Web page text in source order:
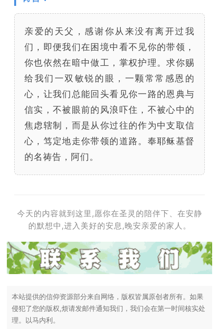
亲爱的天父，感谢你从来没有离开过我
们，即便我们在困境中看不见你的带领，
你也依然在暗中做工，掌权护理。求你赐
给我们一双敏锐的眼，一颗常常感恩的
心，让我们总能回头看见你一路的恩典与
信实，不被眼前的风浪吓住，不被心中的
焦虑辖制，而是从你过往的作为中支取信
心，笃定地走你带领的道路。奉耶稣基督
的名祷告，阿们。
今天的内容就到这里,愿你在圣灵的陪伴下、在安静
的默想中,进入美好的安息,晚安亲爱的家人。
本站提供的信仰资源部分来自网络，版权皆属原创者所有。如果
侵犯了您的版权,烦请发邮件通知我们，我们会在第一时间核实处
理。以马内利。